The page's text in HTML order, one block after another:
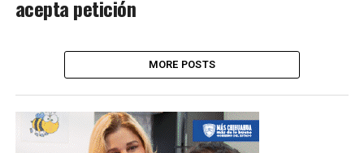
acepta petición
MORE POSTS